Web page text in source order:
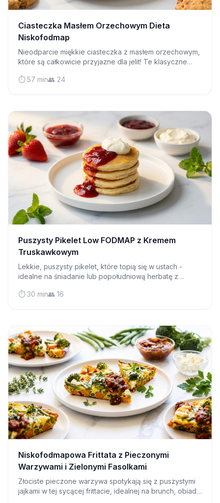
Ciasteczka Masłem Orzechowym Dieta
Niskofodmap
Nieodparcie miękkie ciasteczka z masłem orzechowym,
które są całkowicie przyjazne dla jelit! Te klasyczne
smaku na diecie niskofodmap.
⏱️ 57 min👥 24
Puszysty Pikelet Low FODMAP z Kremem
Truskawkowym
Lekkie, puszysty pikelet, które topią się w ustach -
idealne na śniadanie lub popołudniową herbatę z
pyszne!
⏱️ 30 min👥 16
Niskofodmapowa Frittata z Pieczonymi
Warzywami i Zielonymi Fasolkami
Złociste pieczone warzywa spotykają się z puszystymi
jajkami w tej sycącej frittacie, idealnej na brunch, obiad